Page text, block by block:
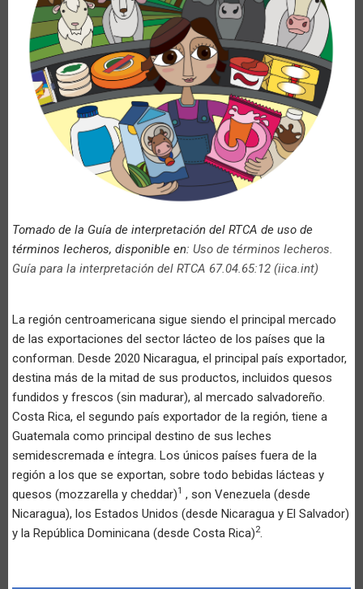
Tomado de la Guía de interpretación del RTCA de uso de
términos lecheros, disponible en: Uso de términos lecheros.
Guía para la interpretación del RTCA 67.04.65:12 (iica.int)
La región centroamericana sigue siendo el principal mercado
de las exportaciones del sector lácteo de los países que la
conforman. Desde 2020 Nicaragua, el principal país exportador,
destina más de la mitad de sus productos, incluidos quesos
fundidos y frescos (sin madurar), al mercado salvadoreño.
Costa Rica, el segundo país exportador de la región, tiene a
Guatemala como principal destino de sus leches
semidescremada e íntegra. Los únicos países fuera de la
región a los que se exportan, sobre todo bebidas lácteas y
quesos (mozzarella y cheddar)1 , son Venezuela (desde
Nicaragua), los Estados Unidos (desde Nicaragua y El Salvador)
y la República Dominicana (desde Costa Rica)2.